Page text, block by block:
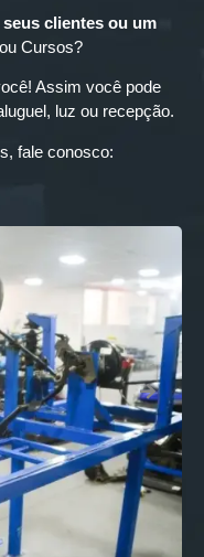
clientes ou um
Cursos?
Assim você pode
luz ou recepção.
fale conosco: